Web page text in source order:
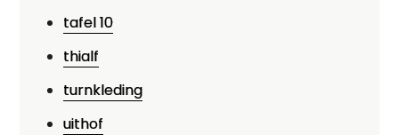
tafel 10
thialf
turnkleding
uithof